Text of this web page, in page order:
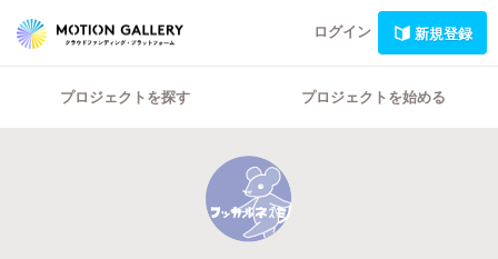
ログイン 新規登録
プロジェクトを探す プロジェクトを始める